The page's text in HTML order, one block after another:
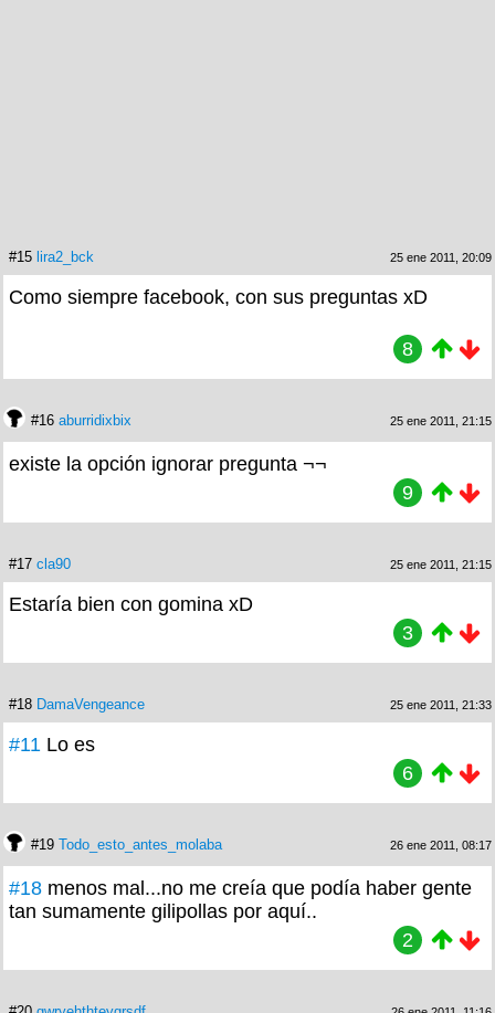
#15 lira2_bck 25 ene 2011, 20:09
Como siempre facebook, con sus preguntas xD
8
#16 aburridixbix 25 ene 2011, 21:15
existe la opción ignorar pregunta ¬¬
9
#17 cla90 25 ene 2011, 21:15
Estaría bien con gomina xD
3
#18 DamaVengeance 25 ene 2011, 21:33
#11 Lo es
6
#19 Todo_esto_antes_molaba 26 ene 2011, 08:17
#18 menos mal...no me creía que podía haber gente
tan sumamente gilipollas por aquí..
2